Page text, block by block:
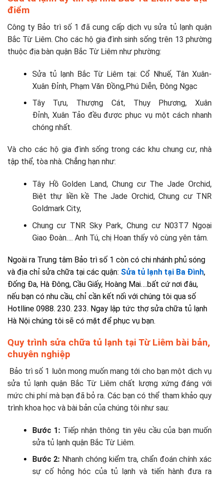
điểm
Công ty Bảo trì số 1 đã cung cấp dịch vụ sửa tủ lạnh quận
Bắc Từ Liêm. Cho các hộ gia đình sinh sống trên 13 phường
thuộc địa bàn quận Bắc Từ Liêm như phường:
Sửa tủ lạnh Bắc Từ Liêm tại: Cổ Nhuế, Tân Xuân-
Xuân Đỉnh, Phạm Văn Đồng,Phú Diễn, Đông Ngạc
Tây Tựu, Thượng Cát, Thụy Phương, Xuân
Đỉnh, Xuân Tảo đều được phục vụ một cách nhanh
chóng nhất.
Và cho các hộ gia đình sống trong các khu chung cư, nhà
tập thể, tòa nhà. Chẳng hạn như:
Tây Hồ Golden Land, Chung cư The Jade Orchid,
Biệt thự liền kề The Jade Orchid, Chung cư TNR
Goldmark City,
Chung cư TNR Sky Park, Chung cư N03T7 Ngoại
Giao Đoàn…. Anh Tú, chị Hoan thấy vô cùng yên tâm.
Ngoài ra Trung tâm Bảo trì số 1 còn có chi nhánh phủ sóng
và địa chỉ sửa chữa tại các quận: Sửa tủ lạnh tại Ba Đình,
Đống Đa, Hà Đông, Cầu Giấy, Hoàng Mai….bất cứ nơi đâu,
nếu bạn có nhu cầu, chỉ cần kết nối với chúng tôi qua số
Hotlline 0988. 230. 233. Ngay lập tức thợ sửa chữa tủ lạnh
Hà Nội chúng tôi sẽ có mặt để phục vụ bạn.
Quy trình sửa chữa tủ lạnh tại Từ Liêm bài bản,
chuyên nghiệp
Bảo trì số 1 luôn mong muốn mang tới cho bạn một dịch vụ
sửa tủ lạnh quận Bắc Từ Liêmchất lượng xứng đáng với
mức chi phí mà bạn đã bỏ ra. Các bạn có thể tham khảo quy
trình khoa học và bài bản của chúng tôi như sau:
Bước 1: Tiếp nhận thông tin yêu cầu của bạn muốn
sửa tủ lạnh quận Bắc Từ Liêm.
Bước 2: Nhanh chóng kiểm tra, chẩn đoán chính xác
sự cố hỏng hóc của tủ lạnh và tiến hành đưa ra